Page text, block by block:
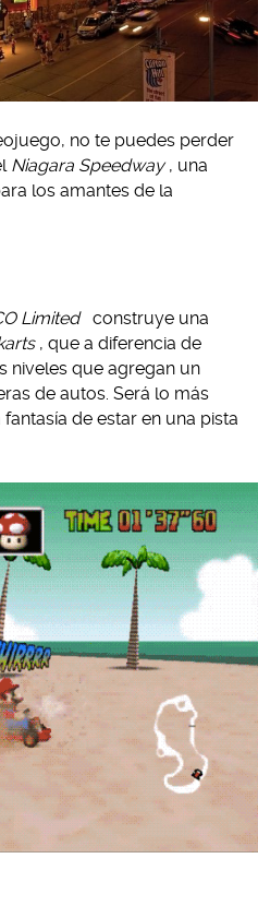
no te puedes perder
Niagara Speedway , una
los amantes de la
Limited
construye una
, que a diferencia de
niveles que agregan un
de autos. Será lo más
de estar en una pista